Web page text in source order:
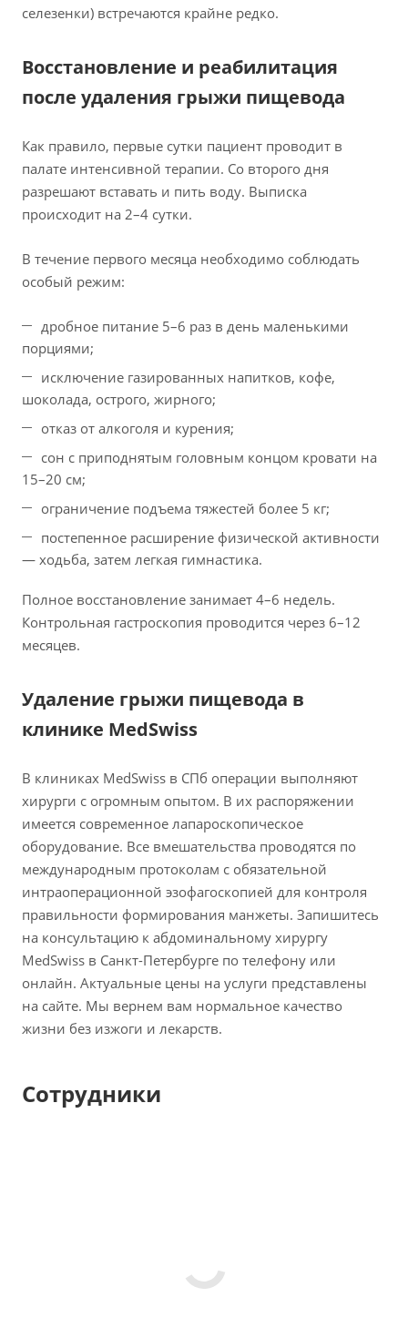
селезенки) встречаются крайне редко.
Восстановление и реабилитация
после удаления грыжи пищевода
Как правило, первые сутки пациент проводит в
палате интенсивной терапии. Со второго дня
разрешают вставать и пить воду. Выписка
происходит на 2–4 сутки.
В течение первого месяца необходимо соблюдать
особый режим:
дробное питание 5–6 раз в день маленькими
порциями;
исключение газированных напитков, кофе,
шоколада, острого, жирного;
отказ от алкоголя и курения;
сон с приподнятым головным концом кровати на
15–20 см;
ограничение подъема тяжестей более 5 кг;
постепенное расширение физической активности
— ходьба, затем легкая гимнастика.
Полное восстановление занимает 4–6 недель.
Контрольная гастроскопия проводится через 6–12
месяцев.
Удаление грыжи пищевода в
клинике MedSwiss
В клиниках MedSwiss в СПб операции выполняют
хирурги с огромным опытом. В их распоряжении
имеется современное лапароскопическое
оборудование. Все вмешательства проводятся по
международным протоколам с обязательной
интраоперационной эзофагоскопией для контроля
правильности формирования манжеты. Запишитесь
на консультацию к абдоминальному хирургу
MedSwiss в Санкт-Петербурге по телефону или
онлайн. Актуальные цены на услуги представлены
на сайте. Мы вернем вам нормальное качество
жизни без изжоги и лекарств.
Сотрудники